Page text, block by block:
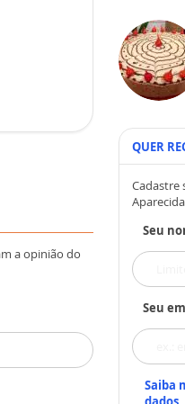
a opinião do
QUER
Cadastre
Seu
Seu
Saiba